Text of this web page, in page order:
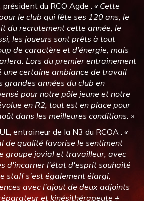
président du RCO Agde :« Cette
le club qui fête ses 120 ans, le
du recrutement cette année, le
les joueurs sont prêts à tout
de caractère et d’énergie, mais
Lors du premier entrainement
une certaine ambiance de travail
grandes années du club en
pour notre pôle jeune et notre
en R2, tout est en place pour
dans les meilleures conditions. »
entraineur de la N3 du RCOA :«
de qualité favorise le sentiment
groupe jovial et travailleur, avec
d'incarner l'état d'esprit souhaité
staff s'est également élargi,
avec l'ajout de deux adjoints
et kinésithérapeute +